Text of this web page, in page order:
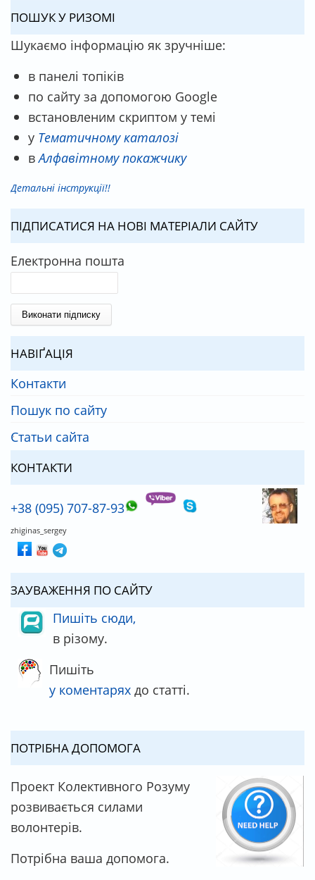
ПОШУК У РИЗОМІ
Шукаємо інформацію як зручніше:
в панелі топіків
по сайту за допомогою Google
встановленим скриптом у темі
у Тематичному каталозі
вАлфавітному покажчику
Детальні інструкції!!
ПІДПИСАТИСЯ НА НОВІ МАТЕРІАЛИ САЙТУ
Електронна пошта
НАВІҐАЦІЯ
Контакти
Пошук по сайту
Статьи сайта
КОНТАКТИ
+38 (095) 707-87-93
zhiginas_sergey
ЗАУВАЖЕННЯ ПО САЙТУ
Пишіть сюди,
в різому.
Пишіть
у коментарях до статті.
ПОТРІБНА ДОПОМОГА
Проект Колективного Розуму
розвивається силами
волонтерів.
Потрібна ваша допомога.